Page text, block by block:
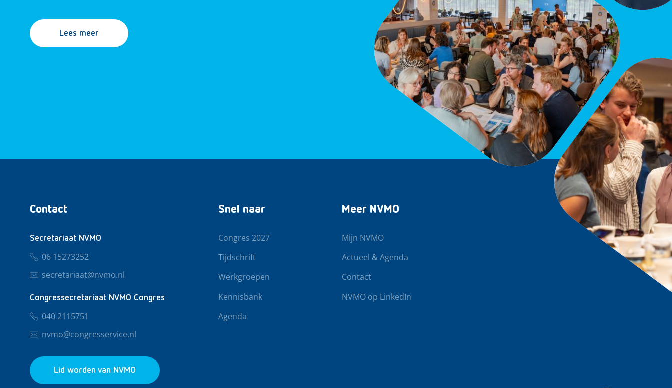
Lees meer
Contact
Secretariaat NVMO
06 15273252
secretariaat@nvmo.nl
Congressecretariaat NVMO Congres
040 2115751
nvmo@congresservice.nl
Lid worden van NVMO
Snel naar
Congres 2027
Tijdschrift
Werkgroepen
Kennisbank
Agenda
Meer NVMO
Mijn NVMO
Actueel & Agenda
Contact
NVMO op LinkedIn